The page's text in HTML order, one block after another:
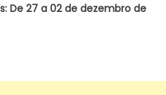
POR
a
De 27 a 02 de dezembro de